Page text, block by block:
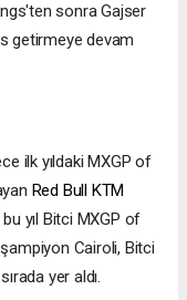
sonra Gajser
getirmeye devam
ilk yıldaki MXGP of
Red Bull KTM
yıl Bitci MXGP of
Cairoli, Bitci
yer aldı.